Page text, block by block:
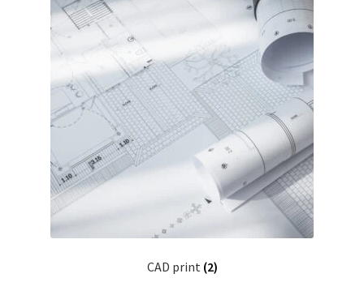
CAD print (2)